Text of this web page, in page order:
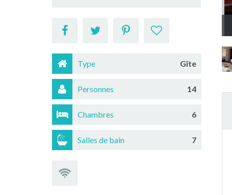
Type Gîte
Personnes 14
Chambres 6
Salles de bain 7